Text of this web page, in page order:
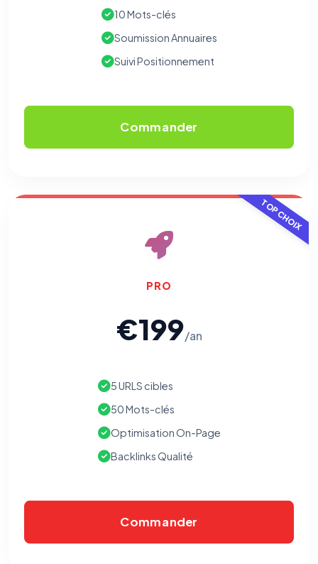
10 Mots-clés
Soumission Annuaires
Suivi Positionnement
Commander
TOP CHOIX
PRO
€199/an
5 URLS cibles
50 Mots-clés
Optimisation On-Page
Backlinks Qualité
Commander